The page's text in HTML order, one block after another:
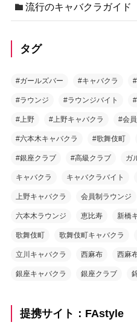
流行のキャバクラガイド
タグ
#ガールズバー #キャバクラ
#ラウンジ #ラウンジバイト
#上野 #上野キャバクラ #会
#六本木キャバクラ #歌舞伎町
#銀座クラブ #高級クラブ ガ
キャバクラ キャバクラバイト
上野キャバクラ 会員制ラウンジ
六本木ラウンジ 恵比寿 新橋
歌舞伎町 歌舞伎町キャバクラ
立川キャバクラ 西麻布 西麻
銀座キャバクラ 銀座クラブ
提携サイト：FAstyle